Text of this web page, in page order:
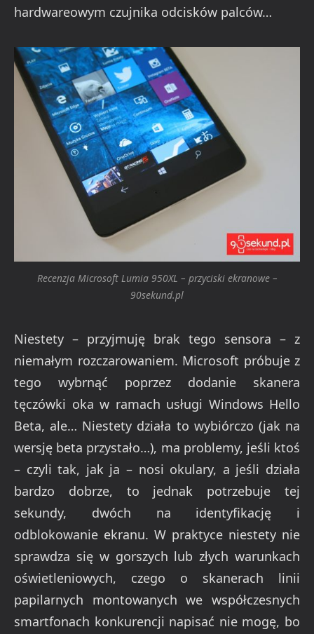
hardwareowym czujnika odcisków palców…
Recenzja Microsoft Lumia 950XL – przyciski ekranowe –
90sekund.pl
Niestety – przyjmuję brak tego sensora – z
niemałym rozczarowaniem. Microsoft próbuje z
tego wybrnąć poprzez dodanie skanera
tęczówki oka w ramach usługi Windows Hello
Beta, ale… Niestety działa to wybiórczo (jak na
wersję beta przystało…), ma problemy, jeśli ktoś
– czyli tak, jak ja – nosi okulary, a jeśli działa
bardzo dobrze, to jednak potrzebuje tej
sekundy, dwóch na identyfikację i
odblokowanie ekranu. W praktyce niestety nie
sprawdza się w gorszych lub złych warunkach
oświetleniowych, czego o skanerach linii
papilarnych montowanych we współczesnych
smartfonach konkurencji napisać nie mogę, bo